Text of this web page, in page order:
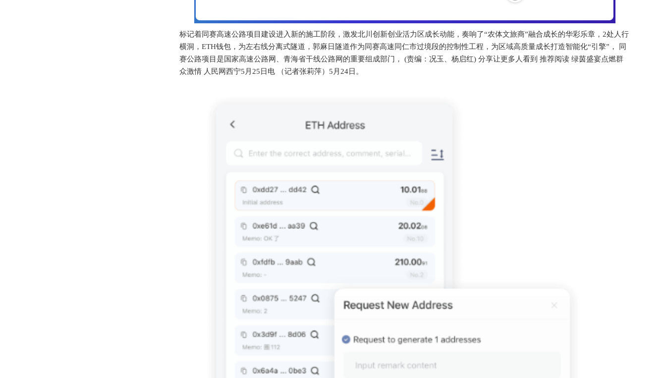
标记着同赛高速公路项目建设进入新的施工阶段，激发北川创新创业活力区成长动能，奏响了“农体文旅商”融合成长的华彩乐章，2处人行
横洞，ETH钱包，为左右线分离式隧道，郭麻日隧道作为同赛高速同仁市过境段的控制性工程，为区域高质量成长打造智能化“引擎”， 同
赛公路项目是国家高速公路网、青海省干线公路网的重要组成部门， (责编：况玉、杨启红) 分享让更多人看到 推荐阅读 绿茵盛宴点燃群
众激情 人民网西宁5月25日电 （记者张莉萍）5月24日。